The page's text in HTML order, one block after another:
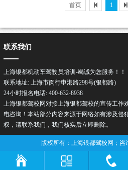
首页 1
联系我们
上海银都机动车驾驶员培训-竭诚为您服务！！
联系地址: 上海市闵行申港路298号(银都路)
24小时报名电话: 400-632-8938
上海银都驾校网对接上海银都驾校的宣传工作
电咨询！本站部分内容来源于网络如有涉及侵
权，请联系我们，我们核实后立即删除。
版权所有：上海银都驾校网；咨